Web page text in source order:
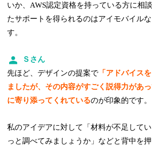
いか、AWS認定資格を持っている方に相
たサポートを得られるのはアイモバイル
す。
Ｓさん
先ほど、デザインの提案で 「アドバイス
ましたが、その内容がすごく説得力があ
に寄り添ってくれているのが印象的です。
私のアイデアに対して「材料が不足して
っと調べてみましょうか」などと背中を押